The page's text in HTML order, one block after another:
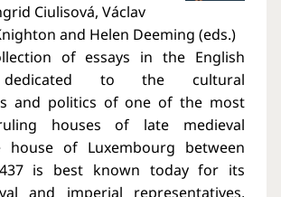
Ciulisová, Václav
and Helen Deeming (eds.)
of essays in the English
dedicated to the cultural
and politics of one of the most
houses of late medieval
house of Luxembourg between
is best known today for its
and imperial representatives,